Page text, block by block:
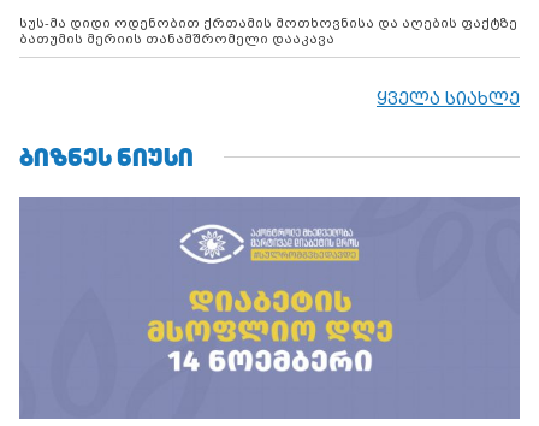
სუს-მა დიდი ოდენობით ქრთამის მოთხოვნისა და აღების ფაქტზე
ბათუმის მერიის თანამშრომელი დააკავა
ყველა სიახლე
ᲑᲘᲖᲜᲔᲡ ᲜᲘᲣᲡᲘ